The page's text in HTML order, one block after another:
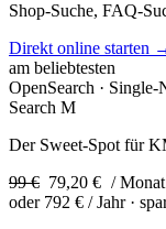
Shop-Suche, FAQ-
Direkt online starten
am beliebtesten
OpenSearch · Single-
Search M
Der Sweet-Spot für
99 € 79,20 € / Monat
oder 792 € / Jahr ·